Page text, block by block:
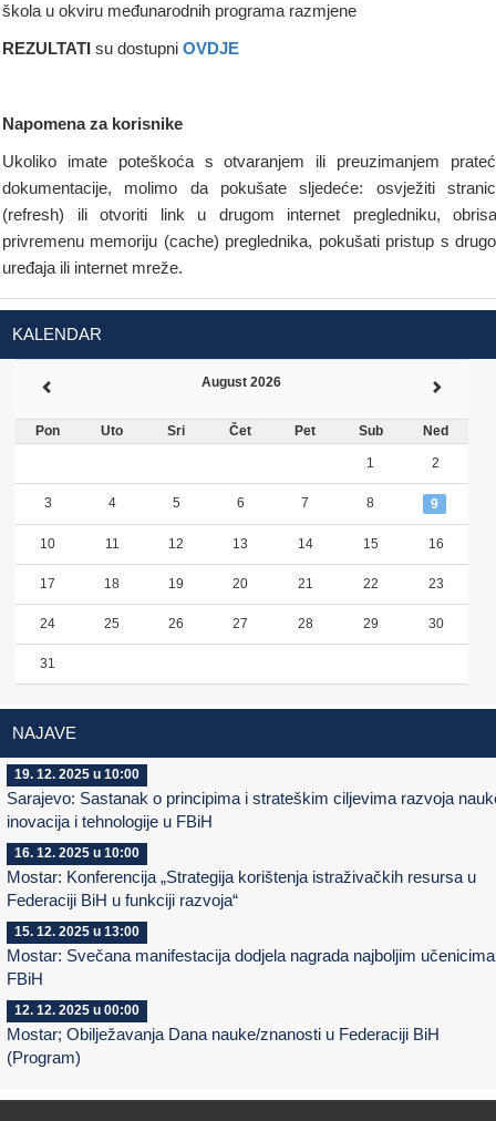
škola u okviru međunarodnih programa razmjene
REZULTATI su dostupni OVDJE
Napomena za korisnike
Ukoliko imate poteškoća s otvaranjem ili preuzimanjem
dokumentacije, molimo da pokušate sljedeće: osvježiti
(refresh) ili otvoriti link u drugom internet pregledniku,
privremenu memoriju (cache) preglednika, pokušati pristup s
uređaja ili internet mreže.
KALENDAR
August 2026
Pon Uto Sri Čet Pet Sub Ned
1 2
3 4 5 6 7 8 9
10 11 12 13 14 15 16
17 18 19 20 21 22 23
24 25 26 27 28 29 30
31
NAJAVE
19. 12. 2025 u 10:00
Sarajevo: Sastanak o principima i strateškim ciljevima razvoja
inovacija i tehnologije u FBiH
16. 12. 2025 u 10:00
Mostar: Konferencija „Strategija korištenja istraživačkih resursa u
Federaciji BiH u funkciji razvoja“
15. 12. 2025 u 13:00
Mostar: Svečana manifestacija dodjela nagrada najboljim
FBiH
12. 12. 2025 u 00:00
Mostar; Obilježavanja Dana nauke/znanosti u Federaciji BiH
(Program)